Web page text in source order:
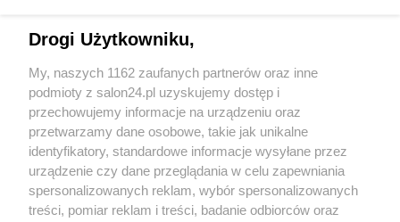
Sport
Społeczeństwo
Kultura
Drogi Użytkowniku,
My, naszych 1162 zaufanych partnerów oraz inne
podmioty z salon24.pl uzyskujemy dostęp i
przechowujemy informacje na urządzeniu oraz
przetwarzamy dane osobowe, takie jak unikalne
identyfikatory, standardowe informacje wysyłane przez
urządzenie czy dane przeglądania w celu zapewniania
spersonalizowanych reklam, wybór spersonalizowanych
treści, pomiar reklam i treści, badanie odbiorców oraz